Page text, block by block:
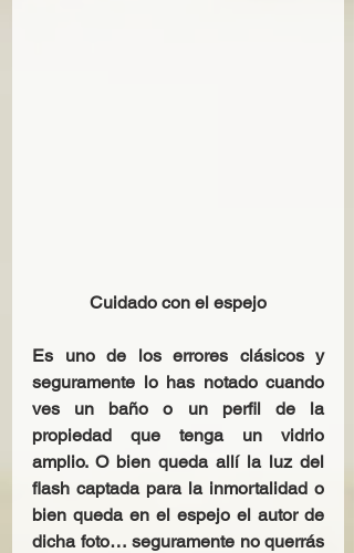
Cuidado con el espejo
Es uno de los errores clásicos y
seguramente lo has notado cuando
ves un baño o un perfil de la
propiedad que tenga un vidrio
amplio. O bien queda allí la luz del
flash captada para la inmortalidad o
bien queda en el espejo el autor de
dicha foto… seguramente no querrás